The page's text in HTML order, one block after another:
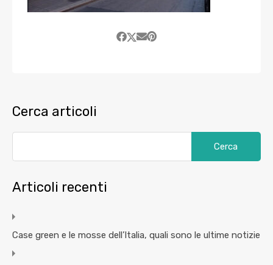
Cerca articoli
Articoli recenti
Case green e le mosse dell’Italia, quali sono le ultime notizie